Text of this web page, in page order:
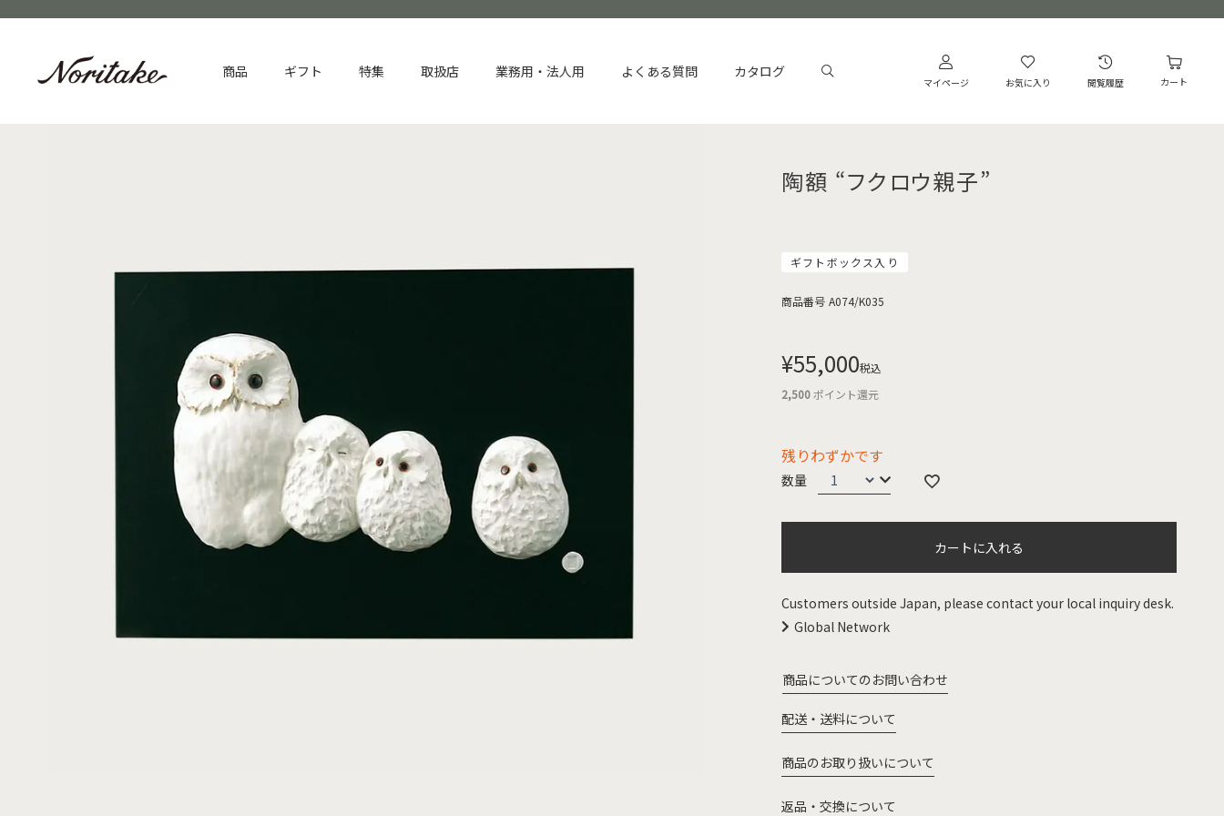
商品 ギフト 特集 取扱店 業務用・法人用 よくある質問 カタログ
マイページ お気に入り 閲覧履歴 カート
陶額 “フクロウ親子”
ギフトボックス入り
商品番号 A074/K035
¥55,000税込
2,500ポイント還元
残りわずかです
カートに入れる
Customers outside Japan, please contact your local inquiry desk.
Global Network
商品についてのお問い合わせ
配送・送料について
商品のお取り扱いについて
返品・交換について